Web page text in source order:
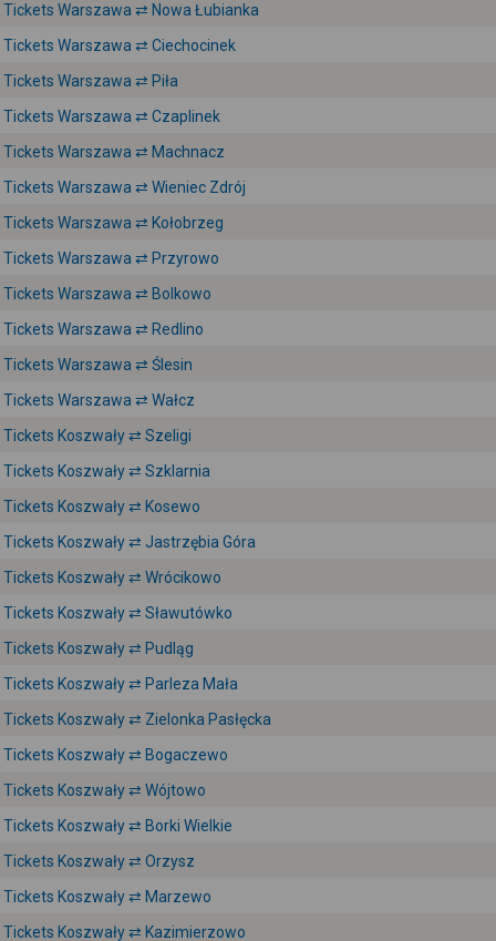
Tickets Warszawa ⇄ Nowa Łubianka
Tickets Warszawa ⇄ Ciechocinek
Tickets Warszawa ⇄ Piła
Tickets Warszawa ⇄ Czaplinek
Tickets Warszawa ⇄ Machnacz
Tickets Warszawa ⇄ Wieniec Zdrój
Tickets Warszawa ⇄ Kołobrzeg
Tickets Warszawa ⇄ Przyrowo
Tickets Warszawa ⇄ Bolkowo
Tickets Warszawa ⇄ Redlino
Tickets Warszawa ⇄ Ślesin
Tickets Warszawa ⇄ Wałcz
Tickets Koszwały ⇄ Szeligi
Tickets Koszwały ⇄ Szklarnia
Tickets Koszwały ⇄ Kosewo
Tickets Koszwały ⇄ Jastrzębia Góra
Tickets Koszwały ⇄ Wrócikowo
Tickets Koszwały ⇄ Sławutówko
Tickets Koszwały ⇄ Pudląg
Tickets Koszwały ⇄ Parleza Mała
Tickets Koszwały ⇄ Zielonka Pasłęcka
Tickets Koszwały ⇄ Bogaczewo
Tickets Koszwały ⇄ Wójtowo
Tickets Koszwały ⇄ Borki Wielkie
Tickets Koszwały ⇄ Orzysz
Tickets Koszwały ⇄ Marzewo
Tickets Koszwały ⇄ Kazimierzowo